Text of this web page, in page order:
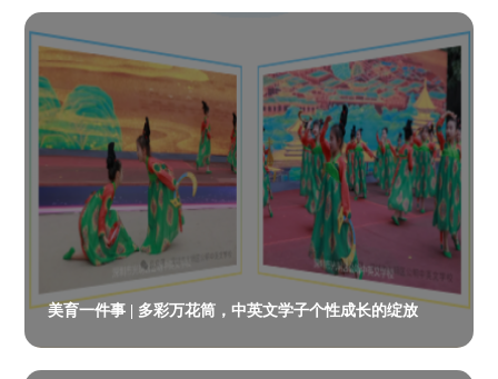
美育一件事 | 多彩万花筒，中英文学子个性成长的绽放